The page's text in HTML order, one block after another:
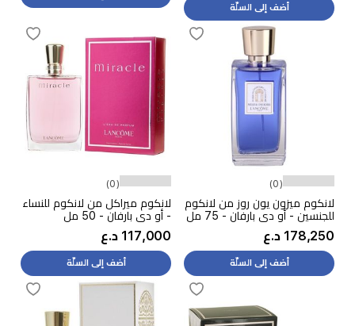
أضف إلى السلّة
(0)
لانكوم ميزون يون روز من لانكوم
للجنسين - أو دي بارفان - 75 مل
178,250 د.ع
أضف إلى السلّة
(0)
لانكوم ميراكل من لانكوم للنساء
- أو دي بارفان - 50 مل
117,000 د.ع
أضف إلى السلّة